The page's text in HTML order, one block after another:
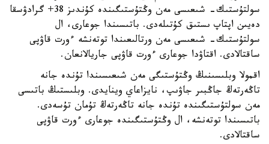
سولتۇستىك- شىعىسى مەن وڭتۇستىگىندە كۇندىز 38+ گرادۋسقا
دەيىن اپتاپ ىستىق كۇتىلەدى. باتىسىندا جوعارى، ال
سولتۇستىك- شىعىسى مەن ورتالىعىندا توتەنشە ءورت قاۋپى
ساقتالادى. اقتاۋدا جوعارى ءورت قاۋپى جاريالانعان.
اقمولا وبلىسىنىڭ وڭتۇستىگى مەن شىعىسىندا تۇندە جانە
تاڭەرتەڭ جاڭبىر جاۋىپ، نايزاعاي وينايدى. وبلىستىڭ باتىسى
مەن سولتۇستىگىندە تۇندە جانە تاڭەرتەڭ تۇمان تۇسەدى.
باتىسىندا توتەنشە، ال وڭتۇستىگىندە جوعارى ءورت قاۋپى
ساقتالادى.